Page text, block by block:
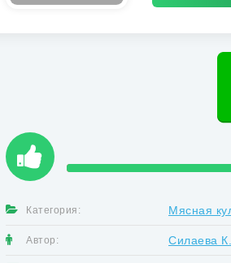
Категория: Мясная
Автор: Силаева К.